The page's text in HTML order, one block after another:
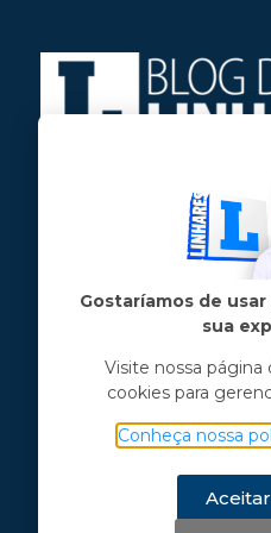
Jose Linhares Jr é
Formado em
e tem pós-
e marketing político.
Menu principal
Gostaríamos de
sua
Visite nossa
cookies para
Conheça nossa